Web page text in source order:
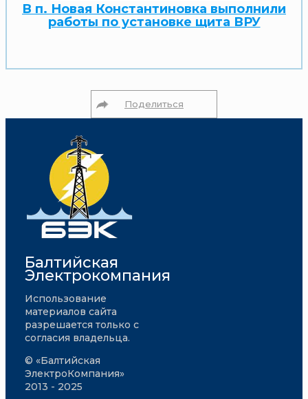
В п. Новая Константиновка выполнили
работы по установке щита ВРУ
Поделиться
Балтийская
Электрокомпания
Использование
материалов сайта
разрешается только с
согласия владельца.
© «Балтийская
ЭлектроКомпания»
2013 - 2025